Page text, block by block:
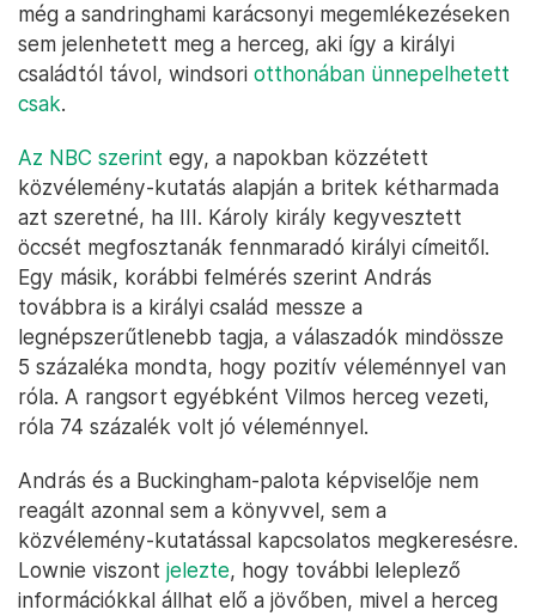
még a sandringhami karácsonyi megemlékezéseken
sem jelenhetett meg a herceg, aki így a királyi
családtól távol, windsori otthonában ünnepelhetett
csak.
Az NBC szerint egy, a napokban közzétett
közvélemény-kutatás alapján a britek kétharmada
azt szeretné, ha III. Károly király kegyvesztett
öccsét megfosztanák fennmaradó királyi címeitől.
Egy másik, korábbi felmérés szerint András
továbbra is a királyi család messze a
legnépszerűtlenebb tagja, a válaszadók mindössze
5 százaléka mondta, hogy pozitív véleménnyel van
róla. A rangsort egyébként Vilmos herceg vezeti,
róla 74 százalék volt jó véleménnyel.
András és a Buckingham-palota képviselője nem
reagált azonnal sem a könyvvel, sem a
közvélemény-kutatással kapcsolatos megkeresésre.
Lownie viszont jelezte, hogy további leleplező
információkkal állhat elő a jövőben, mivel a herceg